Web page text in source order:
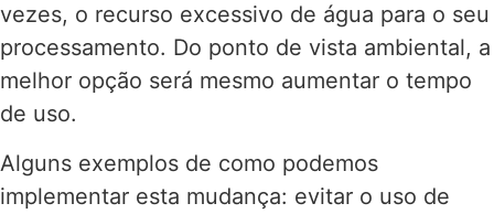
vezes, o recurso excessivo de água para o seu
processamento. Do ponto de vista ambiental, a
melhor opção será mesmo aumentar o tempo
de uso.
Alguns exemplos de como podemos
implementar esta mudança: evitar o uso de